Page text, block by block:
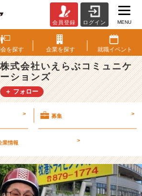
動
手
段
を
楽
し
も
式
会
い
え
ら
ぶ
会員登録 ログイン MENU
を探す 企業を探す 就職イベント
株式会社いえらぶコミュニケ
ーションズ
＋ フォロー
> 募集 >
業情報 >